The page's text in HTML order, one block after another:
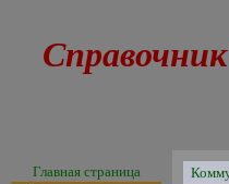
Главная страница